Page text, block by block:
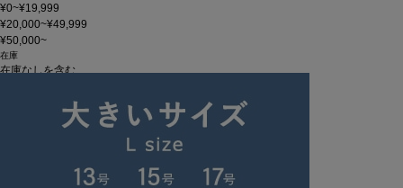
¥0~¥19,999
¥20,000~¥49,999
¥50,000~
在庫
在庫なしを含む